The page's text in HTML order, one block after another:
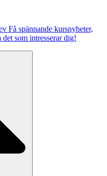
Få spännande kursnyheter,
som intresserar dig!